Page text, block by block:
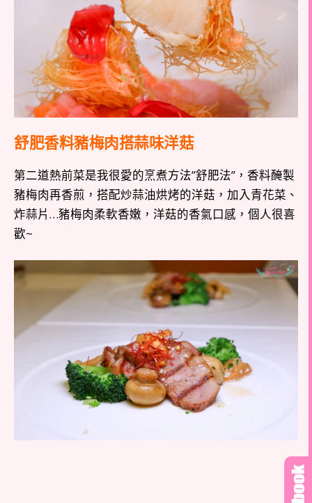
舒肥香料豬梅肉搭蒜味洋菇
第二道熱前菜是我很愛的烹煮方法”舒肥法”，香料醃製
豬梅肉再香煎，搭配炒蒜油烘烤的洋菇，加入青花菜、
炸蒜片…豬梅肉柔軟香嫩，洋菇的香氣口感，個人很喜
歡~